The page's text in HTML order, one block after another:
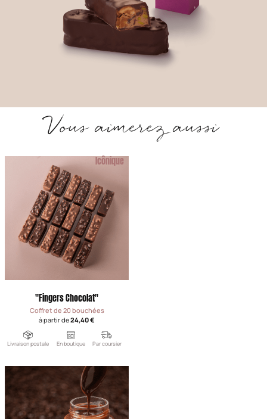
Vous aimerez aussi
Icônique
"Fingers Chocolat"
Coffret de 20 bouchées
à partir de24,40 €
Livraison postale En boutique Par coursier